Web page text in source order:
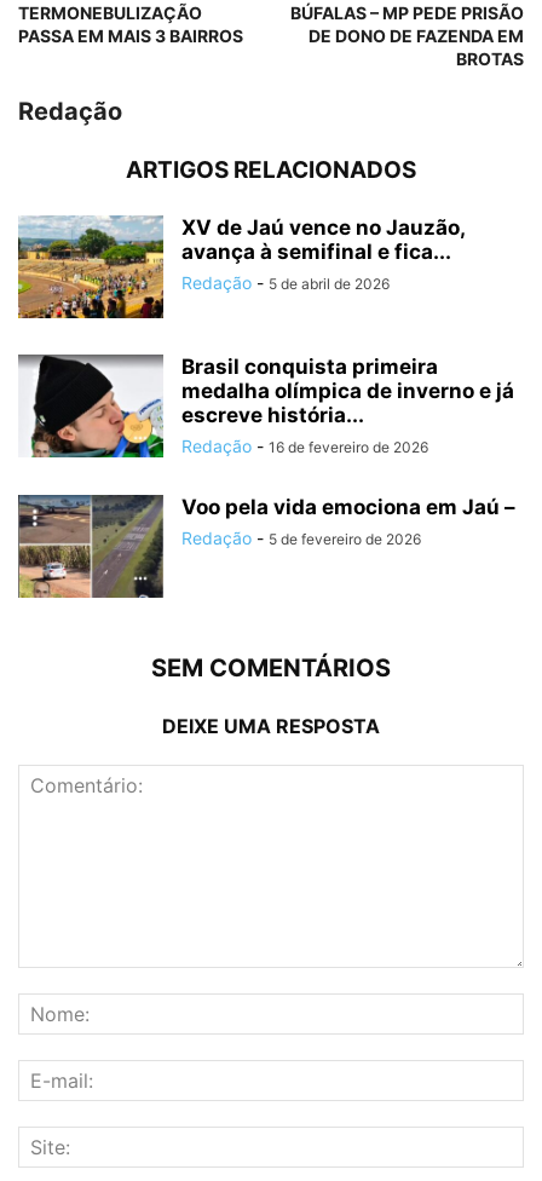
TERMONEBULIZAÇÃO
PASSA EM MAIS 3 BAIRROS
BÚFALAS – MP PEDE PRISÃO
DE DONO DE FAZENDA EM
BROTAS
Redação
ARTIGOS RELACIONADOS
XV de Jaú vence no Jauzão,
avança à semifinal e fica...
Redação - 5 de abril de 2026
Brasil conquista primeira
medalha olímpica de inverno e já
escreve história...
Redação - 16 de fevereiro de 2026
Voo pela vida emociona em Jaú –
Redação - 5 de fevereiro de 2026
SEM COMENTÁRIOS
DEIXE UMA RESPOSTA